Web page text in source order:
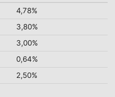
4,78%
3,80%
3,00%
0,64%
2,50%